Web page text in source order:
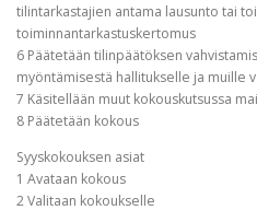
tilintarkastajien antama lausunto tai
toiminnantarkastuskertomus
6 Päätetään tilinpäätöksen
myöntämisestä hallitukselle ja muille
7 Käsitellään muut kokouskutsussa
8 Päätetään kokous
Syyskokouksen asiat
1 Avataan kokous
2 Valitaan kokoukselle